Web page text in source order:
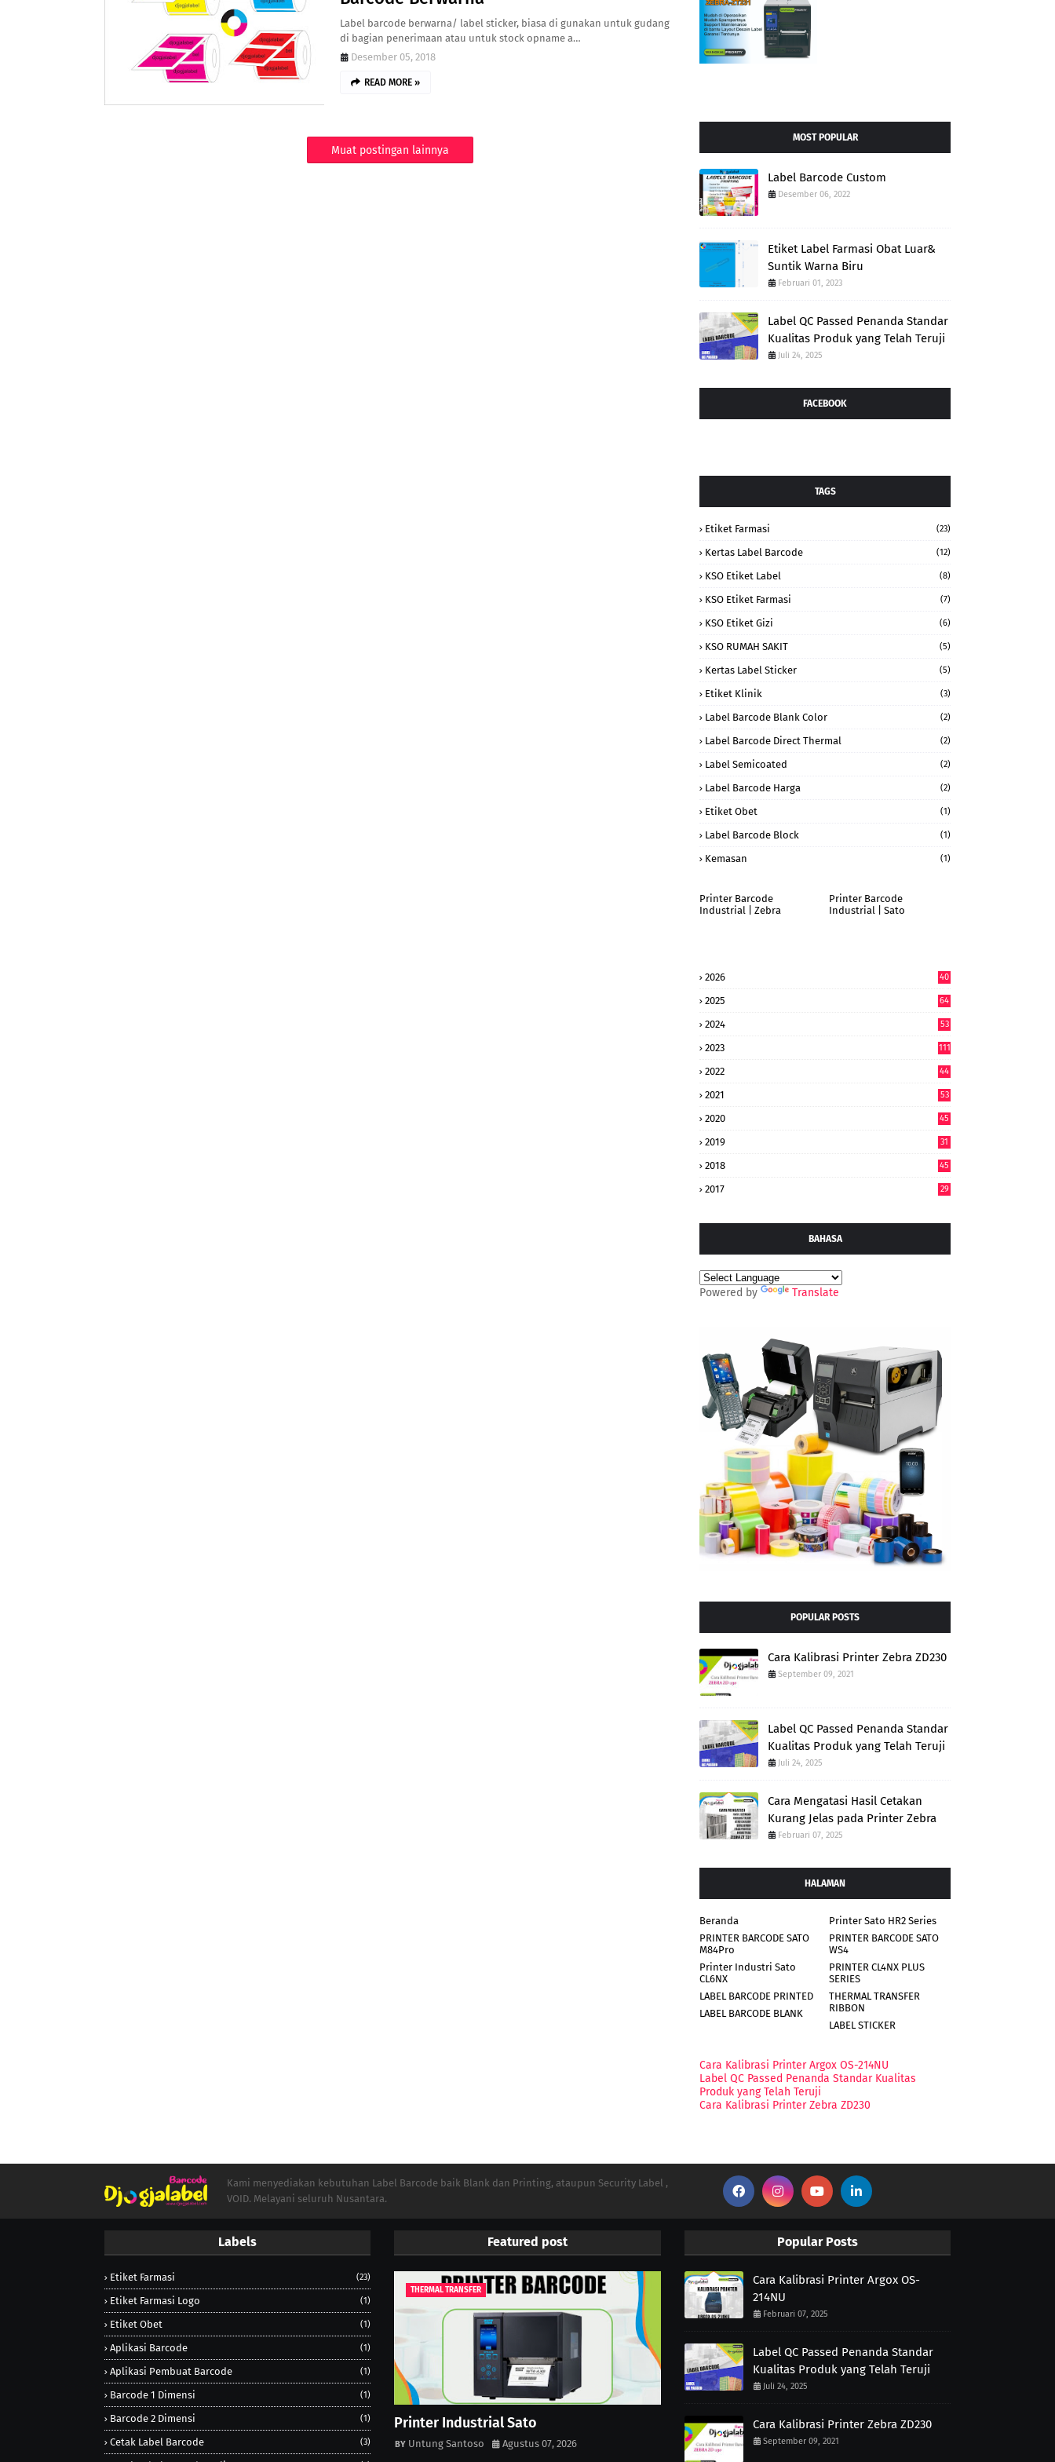
Label barcode berwarna/ label sticker, biasa di gunakan untuk gudang
di bagian penerimaan atau untuk stock opname a…
Desember 05, 2018
READ MORE »
Muat postingan lainnya
MOST POPULAR
Label Barcode Custom
Desember 06, 2022
Etiket Label Farmasi Obat Luar&
Suntik Warna Biru
Februari 01, 2023
Label QC Passed Penanda Standar
Kualitas Produk yang Telah Teruji
Juli 24, 2025
FACEBOOK
TAGS
Etiket Farmasi (23)
Kertas Label Barcode (12)
KSO Etiket Label (8)
KSO Etiket Farmasi (7)
KSO Etiket Gizi (6)
KSO RUMAH SAKIT (5)
Kertas Label Sticker (5)
Etiket Klinik (3)
Label Barcode Blank Color (2)
Label Barcode Direct Thermal (2)
Label Semicoated (2)
Label Barcode Harga (2)
Etiket Obet (1)
Label Barcode Block (1)
Kemasan (1)
Printer Barcode
Industrial | Zebra
Printer Barcode
Industrial | Sato
2026
40
2025
64
2024
53
2023 111
2022
44
2021 53
2020 45
2019 31
2018 45
2017 29
BAHASA
Powered by Translate
POPULAR POSTS
Cara Kalibrasi Printer Zebra ZD230
September 09, 2021
Label QC Passed Penanda Standar
Kualitas Produk yang Telah Teruji
Juli 24, 2025
Cara Mengatasi Hasil Cetakan
Kurang Jelas pada Printer Zebra
Februari 07, 2025
HALAMAN
Beranda
Printer Sato HR2 Series
PRINTER BARCODE SATO
M84Pro
PRINTER BARCODE SATO
WS4
Printer Industri Sato
CL6NX
PRINTER CL4NX PLUS
SERIES
LABEL BARCODE PRINTED
THERMAL TRANSFER
RIBBON
LABEL BARCODE BLANK
LABEL STICKER
Cara Kalibrasi Printer Argox OS-214NU
Label QC Passed Penanda Standar Kualitas
Produk yang Telah Teruji
Cara Kalibrasi Printer Zebra ZD230
Kami menyediakan kebutuhan Label Barcode baik Blank dan Printing, ataupun Security Label ,
VOID. Melayani seluruh Nusantara.
Labels
Etiket Farmasi (23)
Etiket Farmasi Logo (1)
Etiket Obet (1)
Aplikasi Barcode (1)
Aplikasi Pembuat Barcode (1)
Barcode 1 Dimensi (1)
Barcode 2 Dimensi (1)
Cetak Label Barcode (3)
Featured post
THERMAL TRANSFER
Printer Industrial Sato
Untung Santoso Agustus 07, 2026
Popular Posts
Cara Kalibrasi Printer Argox OS-
214NU
Februari 07, 2025
Label QC Passed Penanda Standar
Kualitas Produk yang Telah Teruji
Juli 24, 2025
Cara Kalibrasi Printer Zebra ZD230
September 09, 2021